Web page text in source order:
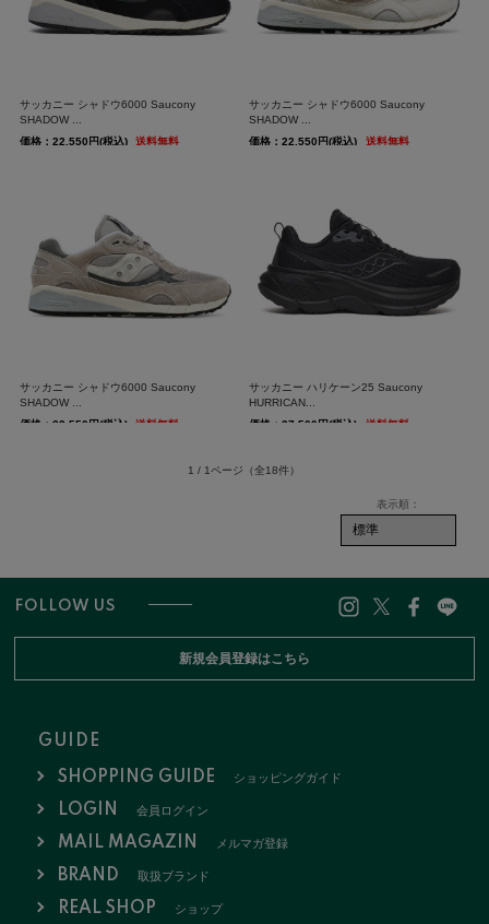
サッカニー シャドウ6000 Saucony
SHADOW ...
価格：22,550円(税込)
送料無料
サッカニー シャドウ6000 Saucony
SHADOW ...
価格：22,550円(税込)
送料無料
サッカニー シャドウ6000 Saucony
SHADOW ...
価格：22,550円(税込)
送料無料
サッカニー ハリケーン25 Saucony
HURRICAN...
価格：27,500円(税込)
送料無料
1 / 1ページ （全18件）
FOLLOW US
新規会員登録はこちら
GUIDE
SHOPPING GUIDE ショッピングガイド
LOGIN 会員ログイン
MAIL MAGAZIN メルマガ登録
BRAND 取扱ブランド
REAL SHOP ショップ